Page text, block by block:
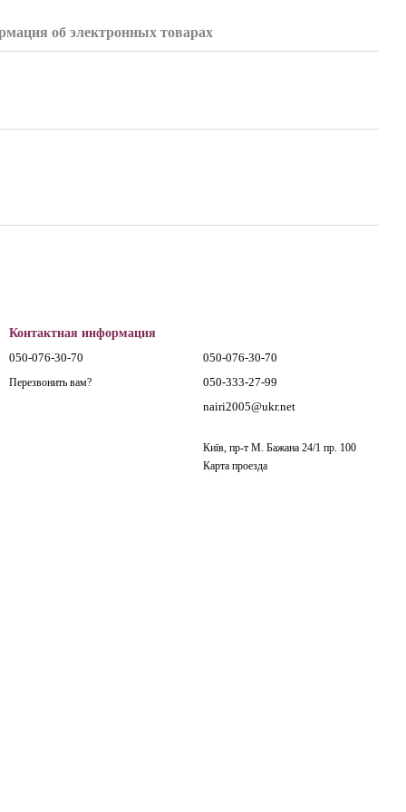
об электронных товарах
Контактная информация
050-076-30-70
Перезвонить вам?
050-076-30-70
050-333-27-99
nairi2005@ukr.net
Київ, пр-т М. Бажана 24/1 пр. 100
Карта проезда